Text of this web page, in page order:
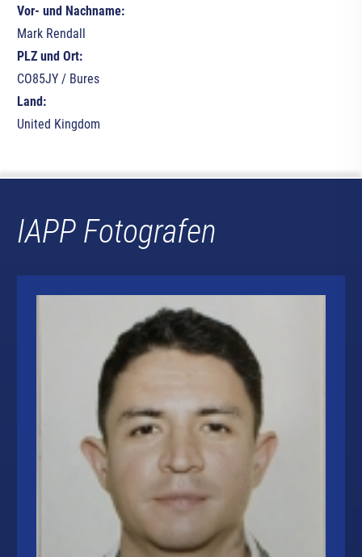
Vor- und Nachname:
Mark Rendall
PLZ und Ort:
CO85JY / Bures
Land:
United Kingdom
IAPP Fotografen